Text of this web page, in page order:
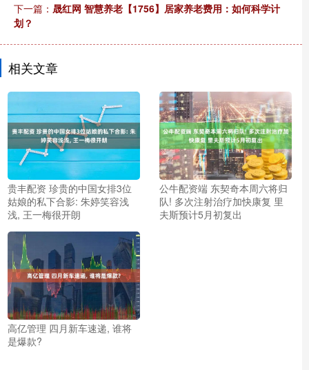
下一篇： 晟红网 智慧养老【1756】居家养老费用：如何科学计
划？
相关文章
贵丰配资 珍贵的中国女排3位
姑娘的私下合影: 朱婷笑容浅
浅, 王一梅很开朗
公牛配资端 东契奇本周六将归
队! 多次注射治疗加快康复 里
夫斯预计5月初复出
高亿管理 四月新车速递, 谁将
是爆款?